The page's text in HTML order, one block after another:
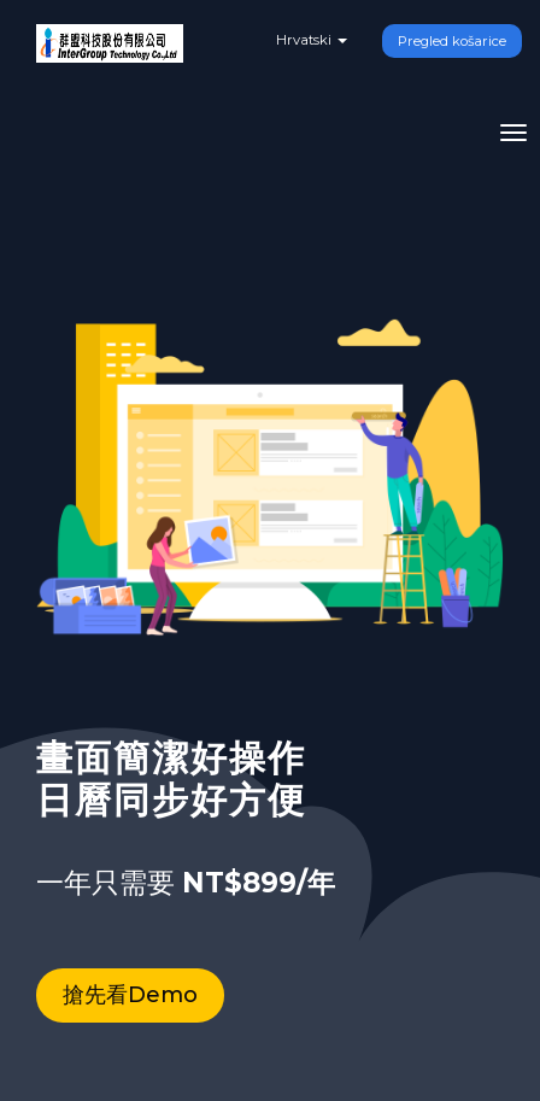
Hrvatski Pregled košarice
輕鬆擁有5G大空間
專屬於您的企業郵箱
每月只要NT$88/月
立即購買
畫面簡潔好操作
日曆同步好方便
一年只需要 NT$899/年
搶先看Demo
行動APP免設定
無限延伸進階版25+5G
病毒偵測 零廣告月繳/年繳任您選
瞭解更多操作
還沒有專屬您的域名？
查詢看看吧
obavezno zbog zaštite od
automatiziranih prijava.